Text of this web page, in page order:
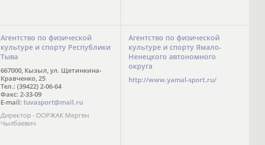
Агентство по физической
культуре и спорту Республики
Тыва
667000, Кызыл, ул. Щетинкина-
Кравченко, 25
Тел.: (39422) 2-06-64
Факс: 2-33-09
E-mail: tuvasport@mail.ru
Директор - ООРЖАК Мерген
Чылбаевич
Агентство по физической
культуре и спорту Ямало-
Ненецкого автономного
округа
http://www.yamal-sport.ru/